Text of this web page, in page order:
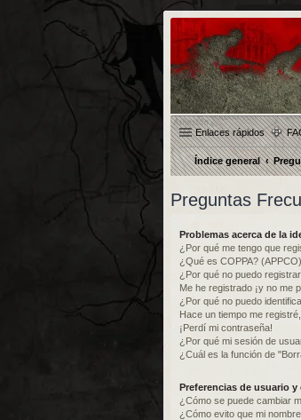
Enlaces rápidos
Índice general
Preguntas
Problemas acerca de la
¿Por qué me tengo que
¿Qué es COPPA? (APPCO)
¿Por qué no puedo
Me he registrado ¡y no me
¿Por qué no puedo
Hace un tiempo me
¡Perdí mi contraseña!
¿Por qué mi sesión de
¿Cuál es la función de
Preferencias de usuario
¿Cómo se puede cambiar
¿Cómo evito que mi